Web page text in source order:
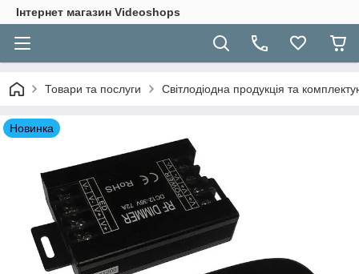
Інтернет магазин Videoshops
Товари та послуги Світлодіодна продукція та
Новинка